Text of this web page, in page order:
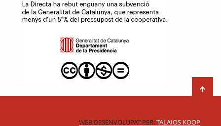
WEB DESENVOLUPAT PER:TALAIOS KOOP